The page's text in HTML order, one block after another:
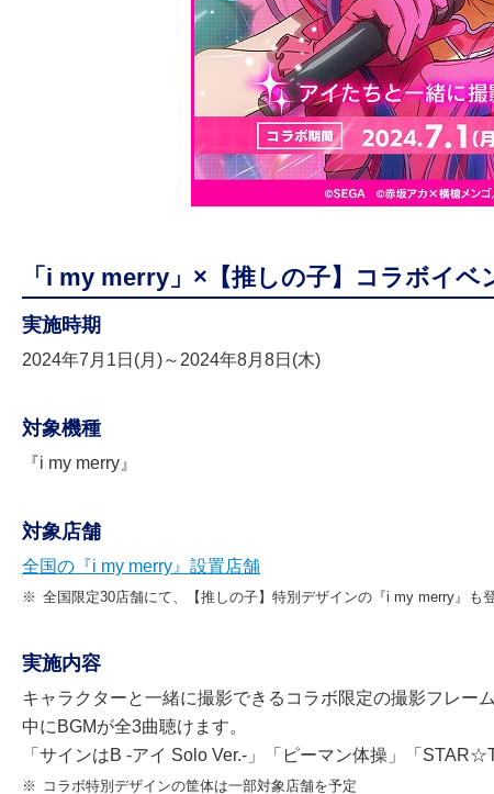
「i my merry」×【推しの子】コラボイベ
実施時期
2024年7月1日(月)～2024年8月8日(木)
対象機種
『i my merry』
対象店舗
全国の『i my merry』設置店舗
※ 全国限定30店舗にて、【推しの子】特別デザインの『i my merry』も
実施内容
キャラクターと一緒に撮影できるコラボ限定の撮影フレー
中にBGMが全3曲聴けます。
「サインはB -アイ Solo Ver.-」「ピーマン体操」「
※ コラボ特別デザインの筐体は一部対象店舗を予定